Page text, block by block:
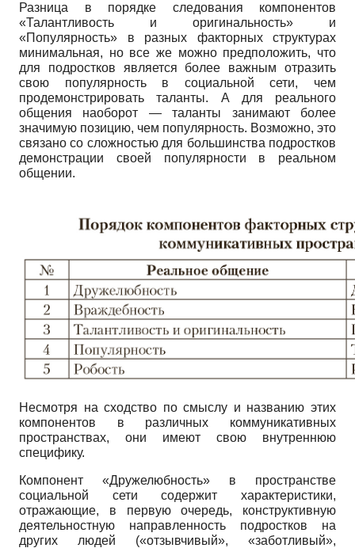
Разница в порядке следования компонентов
«Талантливость и оригинальность» и
«Популярность» в разных факторных структурах
минимальная, но все же можно предположить, что
для подростков является более важным отразить
свою популярность в социальной сети, чем
продемонстрировать таланты. А для реального
общения наоборот — таланты занимают более
значимую позицию, чем популярность. Возможно, это
связано со сложностью для большинства подростков
демонстрации своей популярности в реальном
общении.
Несмотря на сходство по смыслу и названию этих
компонентов в различных коммуникативных
пространствах, они имеют свою внутреннюю
специфику.
Компонент «Дружелюбность» в пространстве
социальной сети содержит характеристики,
отражающие, в первую очередь, конструктивную
деятельностную направленность подростков на
других людей («отзывчивый», «заботливый»,